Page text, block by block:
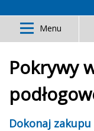
Menu
Pokrywy
Dokonaj zakupu